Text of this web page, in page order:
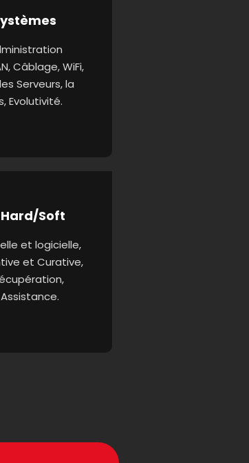
Câblage, WiFi,
Serveurs, la
Evolutivité.
Soft
et logicielle,
et Curative,